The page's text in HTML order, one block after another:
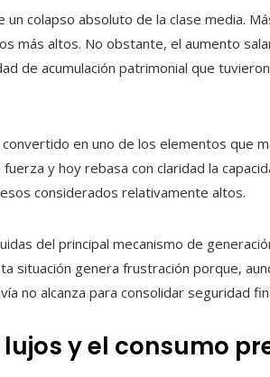
colapso absoluto de la clase media.
más altos. No obstante, el aumento
de acumulación patrimonial que
en uno de los elementos que
y hoy rebasa con claridad la
considerados relativamente altos.
del principal mecanismo de
situación genera frustración porque,
no alcanza para consolidar seguridad
y el consumo